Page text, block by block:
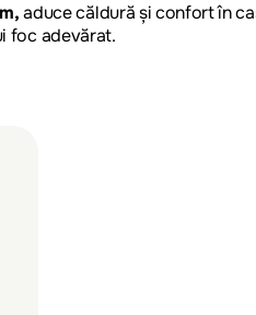
aduce căldură și confort în
foc adevărat.